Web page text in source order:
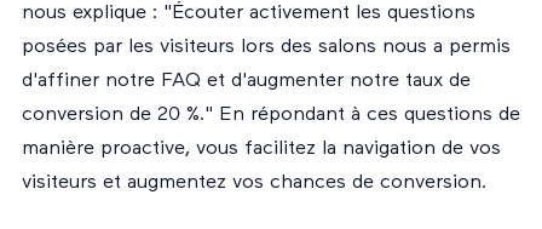
nous explique : "Écouter activement les questions
posées par les visiteurs lors des salons nous a permis
d'affiner notre FAQ et d'augmenter notre taux de
conversion de 20 %." En répondant à ces questions de
manière proactive, vous facilitez la navigation de vos
visiteurs et augmentez vos chances de conversion.